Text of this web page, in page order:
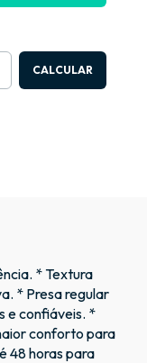
CALCULAR
* Textura
* Presa regular
e confiáveis. *
conforto para
48 horas para